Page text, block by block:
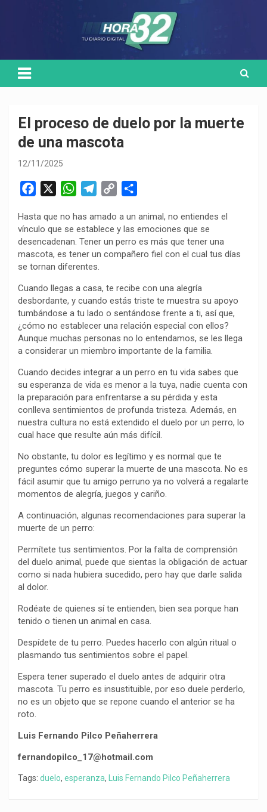
El proceso de duelo por la muerte
de una mascota
12/11/2025
c
e
b
o
k
W
a
t
s
A
p
l
e
g
r
m
p
y
L
k
m
p
a
i
r
Hasta que no has amado a un animal, no entiendes el
vínculo que se establece y las emociones que se
desencadenan. Tener un perro es más que tener una
mascota, es tener un compañero fiel con el cual tus días
se tornan diferentes.
Cuando llegas a casa, te recibe con una alegría
desbordante, y cuando estás triste te muestra su apoyo
tumbándose a tu lado o sentándose frente a ti, así que,
¿cómo no establecer una relación especial con ellos?
Aunque muchas personas no lo entendamos, se les llega
a considerar un miembro importante de la familia.
Cuando decides integrar a un perro en tu vida sabes que
su esperanza de vida es menor a la tuya, nadie cuenta con
la preparación para enfrentarse a su pérdida y esta
conlleva sentimientos de profunda tristeza. Además, en
nuestra cultura no está extendido el duelo por un perro, lo
cual hace que resulte aún más difícil.
No obstante, tu dolor es legítimo y es normal que te
preguntes cómo superar la muerte de una mascota. No es
fácil asumir que tu amigo perruno ya no volverá a regalarte
momentos de alegría, juegos y cariño.
A continuación, algunas recomendaciones para superar la
muerte de un perro:
Permítete tus sentimientos. Por la falta de comprensión
del duelo animal, puede que sientas la obligación de actuar
como si nada hubiera sucedido, pero hay que darle salida
al dolor.
Rodéate de quienes sí te entienden, bien sea porque han
tenido o tienen un animal en casa.
Despídete de tu perro. Puedes hacerlo con algún ritual o
plasmando tus sentimientos sobre el papel.
Espera tener superado el duelo antes de adquirir otra
mascota. Tu perro es insustituible, por eso duele perderlo,
no es un objeto que se repone cuando el anterior se ha
roto.
Luis Fernando Pilco Peñaherrera
fernandopilco_17@hotmail.com
Tags: duelo, esperanza, Luis Fernando Pilco Peñaherrera